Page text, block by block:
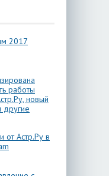
2017
работы
новый
другие
от Астр.Ру в